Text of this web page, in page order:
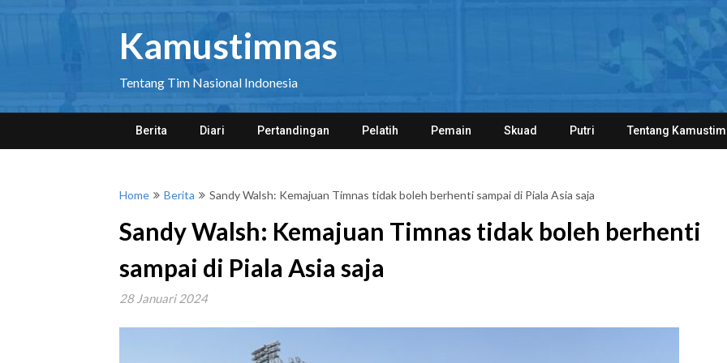
Kamustimnas
Tentang Tim Nasional Indonesia
Berita Diari Pertandingan Pelatih Pemain Skuad Putri Tentang
Home Berita Sandy Walsh: Kemajuan Timnas tidak boleh berhenti sampai di Piala Asia saja
Sandy Walsh: Kemajuan Timnas tidak boleh berhenti
sampai di Piala Asia saja
28 Januari 2024